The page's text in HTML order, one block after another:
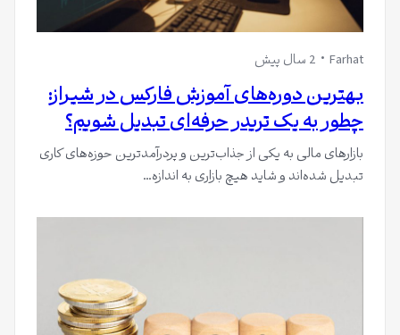
Farhat 2 سال پیش
بهترین دوره‌های آموزش فارکس در شیراز:
چطور به یک تریدر حرفه‌ای تبدیل شویم؟
بازارهای مالی به یکی از جذاب‌ترین و پردرآمدترین حوزه‌های کاری
تبدیل شده‌اند و شاید هیچ بازاری به اندازه…